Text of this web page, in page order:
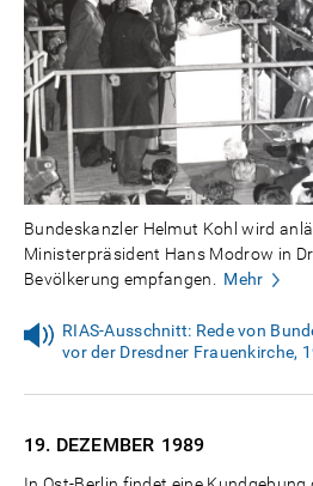
Bundeskanzler Helmut Kohl wird
Ministerpräsident Hans Modrow in
Bevölkerung empfangen. Mehr
RIAS-Ausschnitt: Rede von
vor der Dresdner Frauenkirche,
19. DEZEMBER 1989